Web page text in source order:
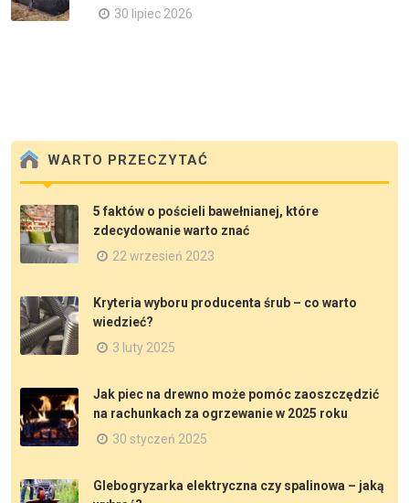
30 lipiec 2026
WARTO PRZECZYTAĆ
5 faktów o pościeli bawełnianej, które
zdecydowanie warto znać
22 wrzesień 2023
Kryteria wyboru producenta śrub – co warto
wiedzieć?
3 luty 2025
Jak piec na drewno może pomóc zaoszczędzić
na rachunkach za ogrzewanie w 2025 roku
30 styczeń 2025
Glebogryzarka elektryczna czy spalinowa – jaką